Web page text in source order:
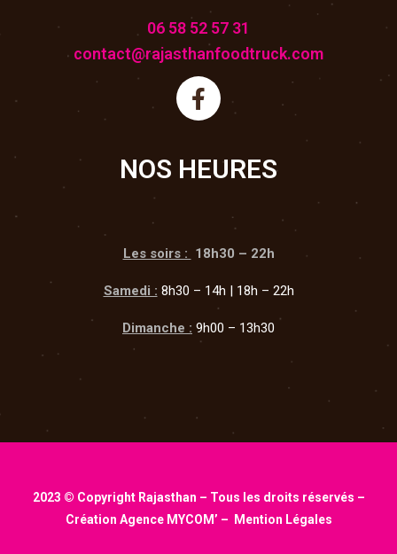
06 58 52 57 31
contact@rajasthanfoodtruck.com
NOS HEURES
Les soirs : 18h30 – 22h
Samedi : 8h30 – 14h | 18h – 22h
Dimanche : 9h00 – 13h30
2023 © Copyright Rajasthan – Tous les droits réservés –
Création Agence MYCOM’ – Mention Légales